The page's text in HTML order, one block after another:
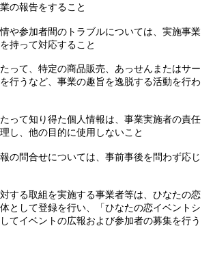
の報告をすること
や参加者間のトラブルについては、実施事業
持って対応すること
って、特定の商品販売、あっせんまたはサー
行うなど、事業の趣旨を逸脱する活動を行わ
って知り得た個人情報は、事業実施者の責任
し、他の目的に使用しないこと
の問合せについては、事前事後を問わず応じ
する取組を実施する事業者等は、ひなたの恋
として登録を行い、「ひなたの恋イベントシ
てイベントの広報および参加者の募集を行う